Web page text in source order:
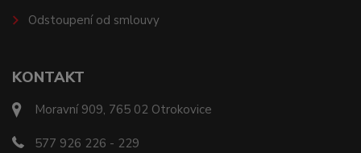
KONTAKT
Moravní 909, 765 02 Otrokovice
577 926 226 - 229
Odstoupení od smlouvy